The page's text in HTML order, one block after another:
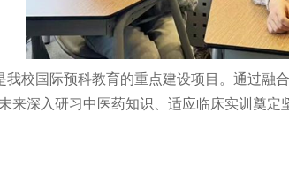
我校国际预科教育的重点建设项目。通过
来深入研习中医药知识、适应临床实训奠定